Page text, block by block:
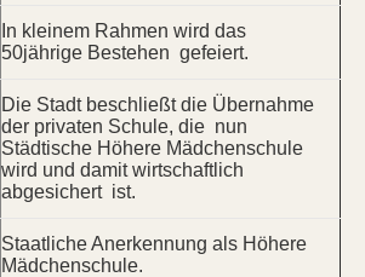
In kleinem Rahmen wird das
50jährige Bestehen gefeiert.
Die Stadt beschließt die Übernahme
der privaten Schule, die nun
Städtische Höhere Mädchenschule
wird und damit wirtschaftlich
abgesichert ist.
Staatliche Anerkennung als Höhere
Mädchenschule.